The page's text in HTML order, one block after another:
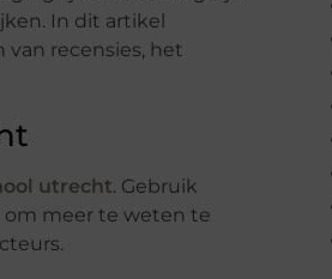
In dit artikel
van recensies, het
utrecht. Gebruik
om meer te weten te